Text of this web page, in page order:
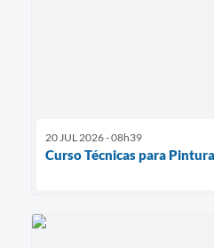
20 JUL 2026 - 08h39
Curso Técnicas para